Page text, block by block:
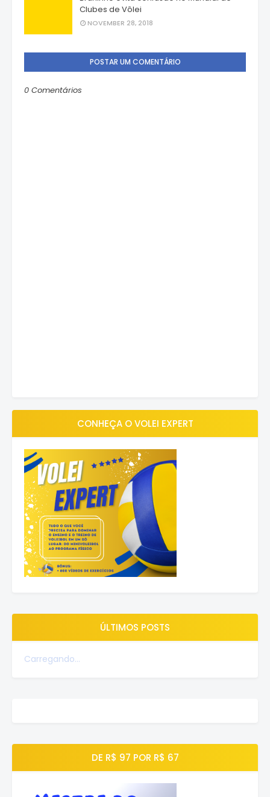
Clubes de Vôlei
NOVEMBER 28, 2018
POSTAR UM COMENTÁRIO
0 Comentários
CONHEÇA O VOLEI EXPERT
ÚLTIMOS POSTS
Carregando...
DE R$ 97 POR R$ 67